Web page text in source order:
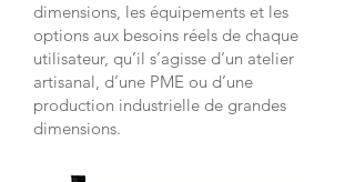
dimensions, les équipements et les
options aux besoins réels de chaque
utilisateur, qu’il s’agisse d’un atelier
artisanal, d’une PME ou d’une
production industrielle de grandes
dimensions.